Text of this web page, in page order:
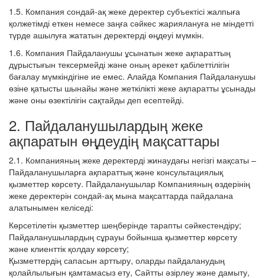
1.5. Компания сондай‑ақ жеке деректер субъектісі жалпыға
қолжетімді еткен немесе заңға сәйкес жариялануға не міндетті
түрде ашылуға жататын деректерді өңдеуі мүмкін.
1.6. Компания Пайдаланушы ұсынатын жеке ақпараттың
дұрыстығын тексермейді және оның әрекет қабілеттілігін
бағалау мүмкіндігіне ие емес. Алайда Компания Пайдаланушы
өзіне қатысты шынайы және жеткілікті жеке ақпаратты ұсынады
және оны өзектілігін сақтайды деп есептейді.
2. Пайдаланушылардың жеке
ақпаратын өңдеудің мақсаттары
2.1. Компанияның жеке деректерді жинаудағы негізгі мақсаты –
Пайдаланушыларға ақпараттық және консультациялық
қызметтер көрсету. Пайдаланушылар Компанияның өздерінің
жеке деректерін сондай‑ақ мына мақсаттарда пайдалана
алатынымен келіседі:
Көрсетілетін қызметтер шеңберінде тарапты сәйкестендіру;
Пайдаланушылардың сұрауы бойынша қызметтер көрсету
және клиенттік қолдау көрсету;
Қызметтердің сапасын арттыру, оларды пайдаланудың
қолайлылығын қамтамасыз ету, Сайтты әзірлеу және дамыту,